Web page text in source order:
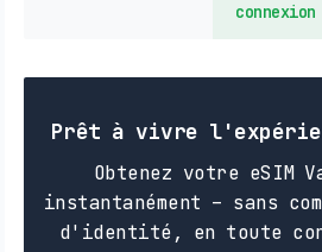
connexion
Prêt à vivre
Obtenez votre eSIM
instantanément – sans
d'identité, en toute